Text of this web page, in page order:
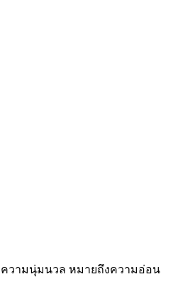
วามนุ่มนวล หมายถึงความอ่อน